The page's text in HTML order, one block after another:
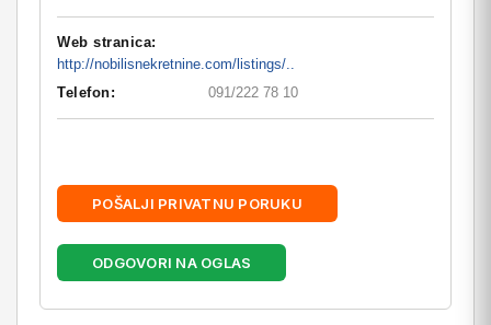
Web stranica:
http://nobilisnekretnine.com/listings/..
Telefon:
091/222 78 10
POŠALJI PRIVATNU PORUKU
ODGOVORI NA OGLAS